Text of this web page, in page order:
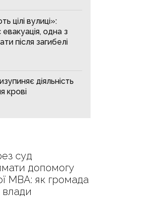
цілі вулиці»:
одна з
після загибелі
діяльність
крові
суд
допомогу
МВА: як громада
влади